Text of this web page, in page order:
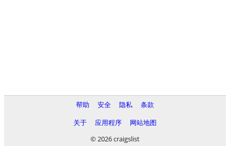
帮助 安全 隐私
条款
关于
应用程序
网站地图
© 2026 craigslist